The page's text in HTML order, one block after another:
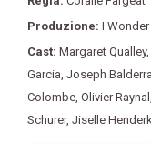
Produzione: I
Cast: Margaret Qualley,
Garcia, Joseph
Colombe, Olivier Raynal
Schurer, Jiselle